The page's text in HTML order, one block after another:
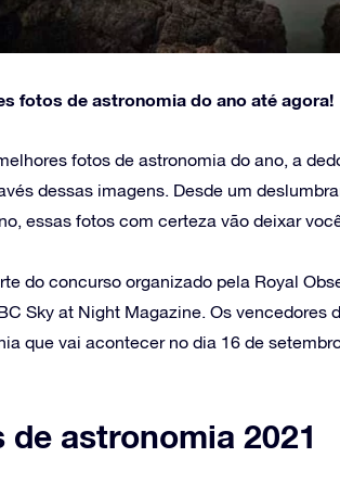
fotos de astronomia do ano até agora!
fotos de astronomia do ano, a
dessas imagens. Desde um
essas fotos com certeza vão deixar
do concurso organizado pela Royal
Sky at Night Magazine. Os vencedores
que vai acontecer no dia 16 de
astronomia 2021